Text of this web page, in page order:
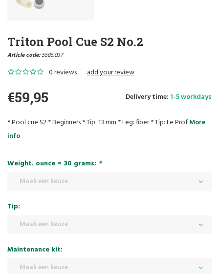
Triton Pool Cue S2 No.2
Article code:5585.037
0 reviews add your review
€59,95 Delivery time: 1-5 workdays
* Pool cue S2 * Beginners * Tip: 13 mm * Leg: fiber * Tip: Le ProfMore
info
Weight. ounce = 30 grams: *
Maak een keuze
Tip:
Maak een keuze
Maintenance kit:
Maak een keuze